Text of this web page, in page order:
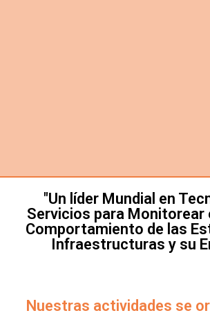
"Un líder Mundial en
Servicios para Monitorear
Comportamiento de las
Infraestructuras y su
Nuestras actividades se